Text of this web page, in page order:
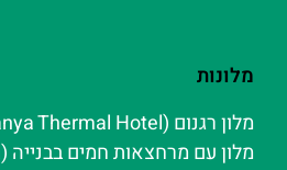
מלונות
מלון עם מרחצאות חמים בבנייה (Banya)